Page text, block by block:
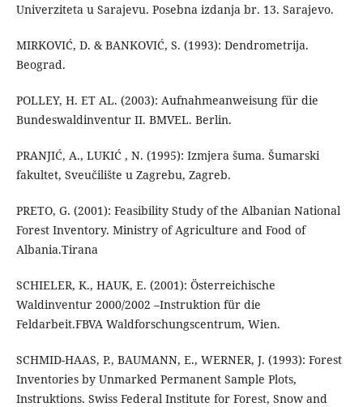
Univerziteta u Sarajevu. Posebna izdanja br. 13. Sarajevo.
MIRKOVIĆ, D. & BANKOVIĆ, S. (1993): Dendrometrija.
Beograd.
POLLEY, H. ET AL. (2003): Aufnahmeanweisung für die
Bundeswaldinventur II. BMVEL. Berlin.
PRANJIĆ, A., LUKIĆ , N. (1995): Izmjera šuma. Šumarski
fakultet, Sveučilište u Zagrebu, Zagreb.
PRETO, G. (2001): Feasibility Study of the Albanian National
Forest Inventory. Ministry of Agriculture and Food of
Albania.Tirana
SCHIELER, K., HAUK, E. (2001): Österreichische
Waldinventur 2000/2002 –Instruktion für die
Feldarbeit.FBVA Waldforschungscentrum, Wien.
SCHMID-HAAS, P., BAUMANN, E., WERNER, J. (1993): Forest
Inventories by Unmarked Permanent Sample Plots,
Instruktions. Swiss Federal Institute for Forest, Snow and